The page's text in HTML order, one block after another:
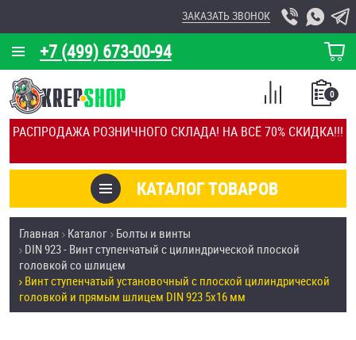
РАСПРОДАЖА РОЗНИЧНОГО СКЛАДА! НА ВСЁ 70% СКИДКА!!!
+7 (499) 673-00-94
ЗАКАЗАТЬ ЗВОНОК
КОРЗИНА
О КОМПАНИИ
КАЛЬКУЛЯТОР
ОТЗЫВЫ
УСЛУГИ
СКИДКИ
ОПТ
КАТАЛОГ ТОВАРОВ
0
СПИСОК
СРАВНЕНИЕ
Товары со скидкой
Анкеры
Антивандальный крепёж, инструмент
Главная Каталог Болты и винты
DIN 923 - Винт ступенчатый с цилиндрической плоской
головкой со шлицем
Винт ступенчатый установочный с плоской цилиндрической
головкой и прямым шлицем DIN 923 5х16 мм